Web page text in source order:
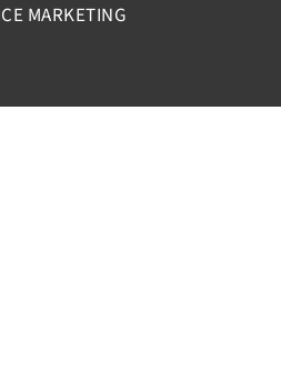
MARKETING